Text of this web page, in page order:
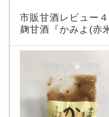
市販甘酒レビュー
麹甘酒『かみよ(赤